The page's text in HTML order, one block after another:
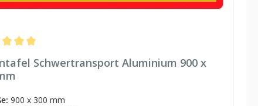
Schwertransport Aluminium 900 x
900 x 300 mm